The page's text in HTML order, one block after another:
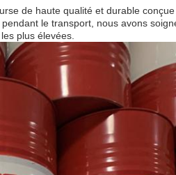
de haute qualité et durable
le transport, nous avons
plus élevées.